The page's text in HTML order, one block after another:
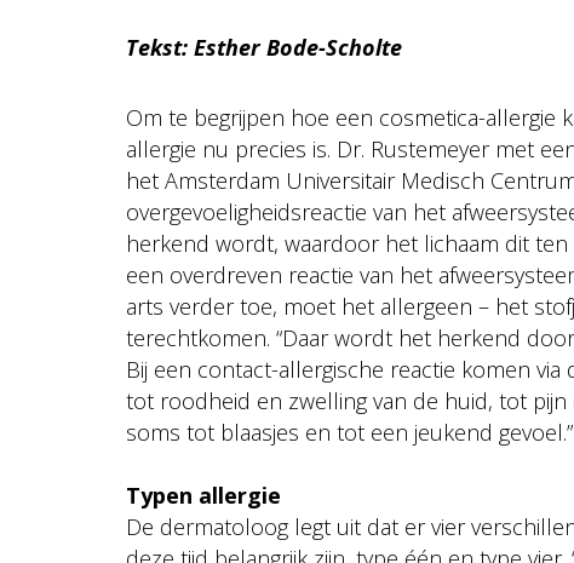
Tekst: Esther Bode-Scholte
Om te begrijpen hoe een cosmetica-allergie
allergie nu precies is. Dr. Rustemeyer met
het Amsterdam Universitair Medisch
overgevoeligheidsreactie van het
herkend wordt, waardoor het lichaam dit
een overdreven reactie van het
arts verder toe, moet het allergeen – het
terechtkomen. “Daar wordt het herkend
Bij een contact-allergische reactie komen
tot roodheid en zwelling van de huid, tot
soms tot blaasjes en tot een jeukend gevoel.”
Typen allergie
De dermatoloog legt uit dat er vier